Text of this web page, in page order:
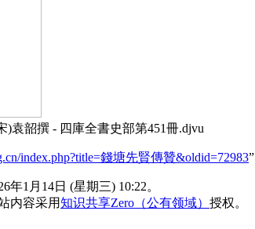
)袁韶撰 - 四庫全書史部第451冊.djvu
index.php?title=錢塘先賢傳贊&oldid=72983”
年1月14日 (星期三) 10:22。
内容采用知识共享Zero（公有领域） 授权。